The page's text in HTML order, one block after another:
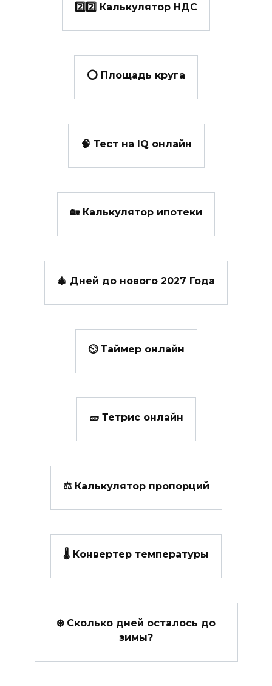
2️⃣2️⃣ Калькулятор НДС
⭕ Площадь круга
🧠 Тест на IQ онлайн
🏡 Калькулятор ипотеки
🎄 Дней до нового 2027 Года
⏲ Таймер онлайн
🧱 Тетрис онлайн
⚖ Калькулятор пропорций
🌡️ Конвертер температуры
❄️ Сколько дней осталось до
зимы?